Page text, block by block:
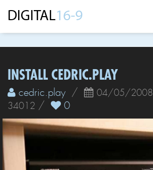
INSTALL CEDRIC.PLAY
cedric.play / 04/05/2008
34012 / 0